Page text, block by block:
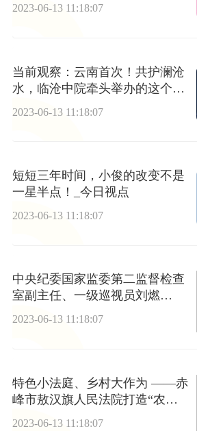
2023-06-13 11:18:07
当前观察：云南首次！共护澜沧
水，临沧中院牵头举办的这个活
2023-06-13 11:18:07
短短三年时间，小俊的改变不是
一星半点！_今日视点
2023-06-13 11:18:07
中央纪委国家监委第二监督检查
室副主任、一级巡视员刘燃
被“双开”
2023-06-13 11:18:07
特色小法庭、乡村大作为 ——赤
峰市敖汉旗人民法院打造“农耕
2023-06-13 11:18:07